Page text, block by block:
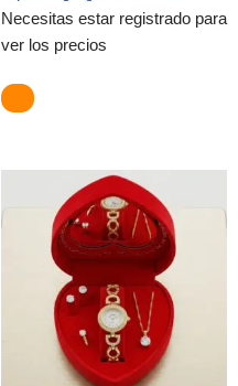
Necesitas estar registrado para
ver los precios